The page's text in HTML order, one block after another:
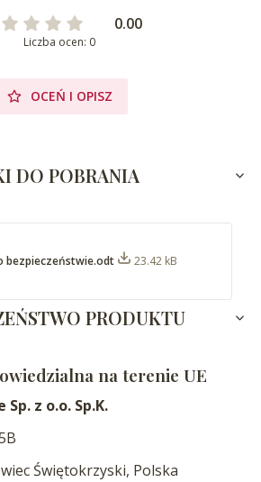
0.00
Liczba ocen: 0
OCEŃ I OPISZ
DO POBRANIA
bezpieczeństwie.odt 23.42 kB
PRODUKTU
na terenie UE
z o.o. Sp.K.
Świętokrzyski, Polska